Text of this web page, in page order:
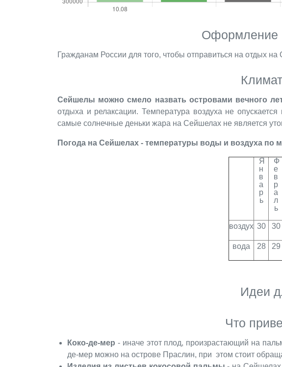
Оформление
Гражданам России для того, чтобы отправиться на отдых
Сейшелы можно смело назвать островами вечного
отдыха и релаксации. Температура воздуха не
самые солнечные деньки жара на Сейшелах не является
Погода на Сейшелах - температуры воды и воздуха по
Я
н
в
а
р
ь
Ф
е
в
р
а
л
ь
воздух 30 30
вода 28 29
Идеи
Что
Коко-де-мер - иначе этот плод, произрастающий на
де-мер можно на острове Праслин, при этом стоит